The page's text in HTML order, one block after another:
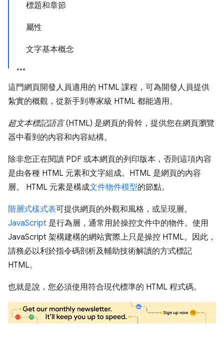
標題和章節
屬性
文字基本概念
這門網頁開發人員適用的 HTML 課程，可為開發人員提供
紮實的概觀，從新手到專家級 HTML 都能適用。
超文本標記語言(HTML) 是網頁的骨幹，提供您在網頁瀏覽
器中看到的內容和內容結構。
除非您正在閱讀 PDF 或本網頁的列印版本，否則這項內容
是由各種 HTML 元素和文字組成。HTML 是網頁的內容
層。 HTML 元素是構成文件物件模型的節點。
階層式樣式表可提供網頁的外觀和風格，或呈現層。
JavaScript 是行為層，通常用於操控文件中的物件。使用
JavaScript 架構建構的網站實際上只是操控 HTML。因此，
請務必以利於指令碼剖析及輔助技術解讀的方式標記
HTML。
也就是說，您必須使用符合現代標準的 HTML 程式碼。